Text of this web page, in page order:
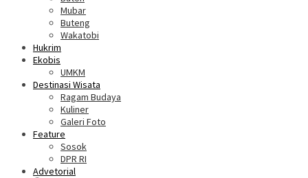
Mubar
Buteng
Wakatobi
Hukrim
Ekobis
UMKM
Destinasi Wisata
Ragam Budaya
Kuliner
Galeri Foto
Feature
Sosok
DPR RI
Advetorial